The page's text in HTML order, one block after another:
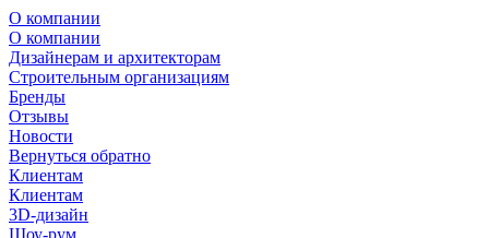
О компании
О компании
Дизайнерам и архитекторам
Строительным организациям
Бренды
Отзывы
Новости
Вернуться обратно
Клиентам
Клиентам
3D-дизайн
Шоу-рум